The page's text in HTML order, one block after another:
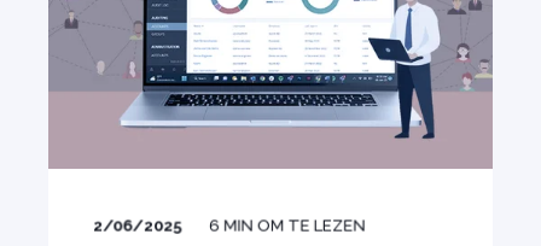
2/06/2025 6MIN OM TE LEZEN